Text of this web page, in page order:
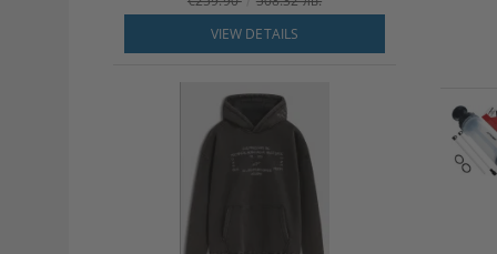
VIEW DETAILS